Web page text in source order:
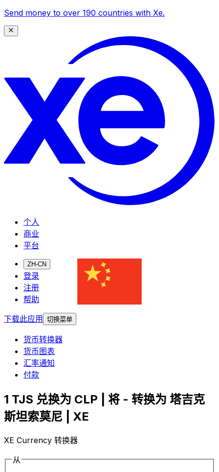
Send money to over 190 countries with Xe.
个人
商业
平台
ZH-CN
登录
注册
帮助
下载此应用
切换菜单
货币转换器
货币图表
汇率通知
付款
1 TJS 兑换为 CLP | 将 - 转换为 塔吉克
斯坦索莫尼 | XE
XE Currency 转换器
从